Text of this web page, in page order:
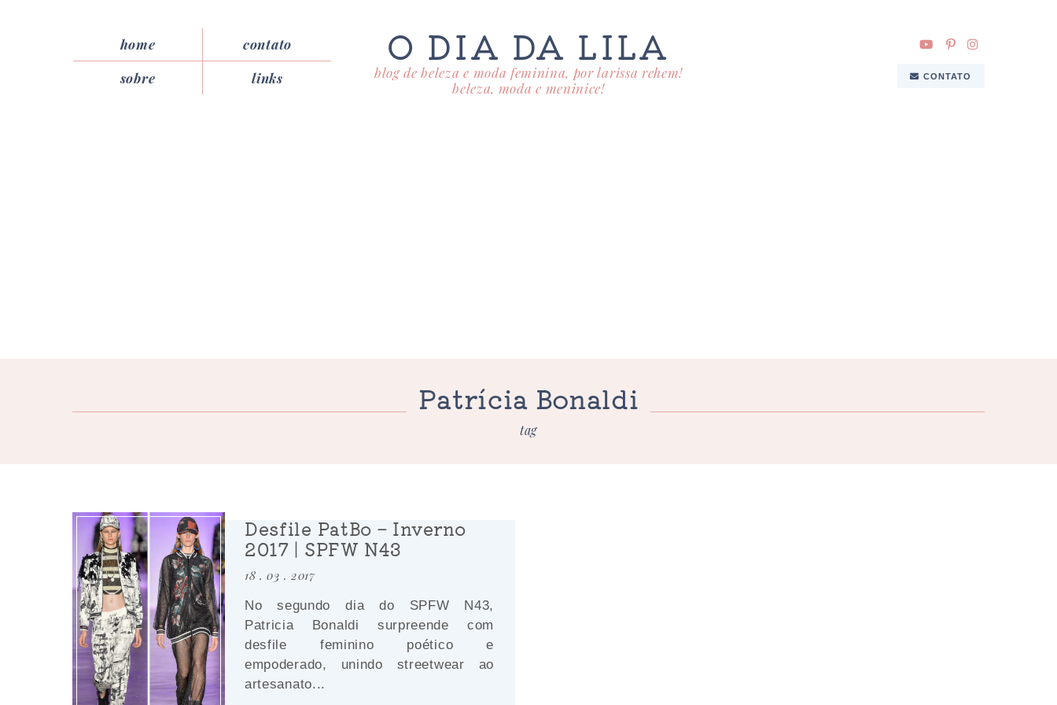
home
contato
sobre
links
O DIA DA LILA
blog de beleza e moda feminina, por larissa rehem!
beleza, moda e meninice!
CONTATO
Patrícia Bonaldi
tag
Desfile PatBo – Inverno
2017 | SPFW N43
18 . 03 . 2017
No segundo dia do SPFW N43,
Patricia Bonaldi surpreende com
desfile feminino poético e
empoderado, unindo streetwear ao
artesanato...